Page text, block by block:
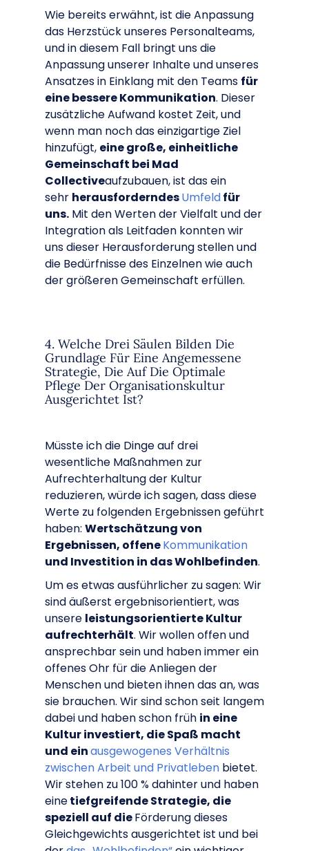
Wie bereits erwähnt, ist die Anpassung
das Herzstück unseres Personalteams,
und in diesem Fall bringt uns die
Anpassung unserer Inhalte und unseres
Ansatzes in Einklang mit den Teams für
eine bessere Kommunikation. Dieser
zusätzliche Aufwand kostet Zeit, und
wenn man noch das einzigartige Ziel
hinzufügt, eine große, einheitliche
Gemeinschaft bei Mad
Collectiveaufzubauen, ist das ein
sehr herausforderndesUmfeldfür
uns. Mit den Werten der Vielfalt und der
Integration als Leitfaden konnten wir
uns dieser Herausforderung stellen und
die Bedürfnisse des Einzelnen wie auch
der größeren Gemeinschaft erfüllen.
4. Welche Drei Säulen Bilden Die
Grundlage Für Eine Angemessene
Strategie, Die Auf Die Optimale
Pflege Der Organisationskultur
Ausgerichtet Ist?
Müsste ich die Dinge auf drei
wesentliche Maßnahmen zur
Aufrechterhaltung der Kultur
reduzieren, würde ich sagen, dass diese
Werte zu folgenden Ergebnissen geführt
haben: Wertschätzung von
Ergebnissen, offeneKommunikation
und Investition in das Wohlbefinden.
Um es etwas ausführlicher zu sagen: Wir
sind äußerst ergebnisorientiert, was
unsere leistungsorientierte Kultur
aufrechterhält. Wir wollen offen und
ansprechbar sein und haben immer ein
offenes Ohr für die Anliegen der
Menschen und bieten ihnen das an, was
sie brauchen. Wir sind schon seit langem
dabei und haben schon früh in eine
Kultur investiert, die Spaß macht
und einausgewogenes Verhältnis
zwischen Arbeit und Privatleben bietet.
Wir stehen zu 100 % dahinter und haben
einetiefgreifende Strategie, die
speziell auf dieFörderung dieses
Gleichgewichts ausgerichtet ist und bei